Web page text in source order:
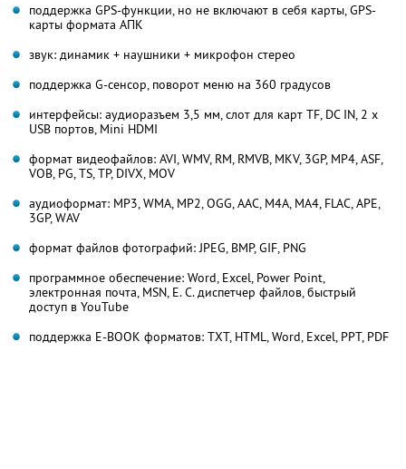
поддержка GPS-функции, но не включают в себя карты, GPS-
карты формата АПК
звук: динамик + наушники + микрофон стерео
поддержка G-сенсор, поворот меню на 360 градусов
интерфейсы: аудиоразъем 3,5 мм, слот для карт TF, DC IN, 2 х
USB портов, Mini HDMI
формат видеофайлов: AVI, WMV, RM, RMVB, MKV, 3GP, MP4, ASF,
VOB, PG, TS, TP, DIVX, MOV
аудиоформат: MP3, WMA, MP2, OGG, AAC, M4A, MA4, FLAC, APE,
3GP, WAV
формат файлов фотографий: JPEG, BMP, GIF, PNG
программное обеспечение: Word, Excel, Power Point,
электронная почта, MSN, Е. С. диспетчер файлов, быстрый
доступ в YouTube
поддержка E-BOOK форматов: TXT, HTML, Word, Excel, PPT, PDF